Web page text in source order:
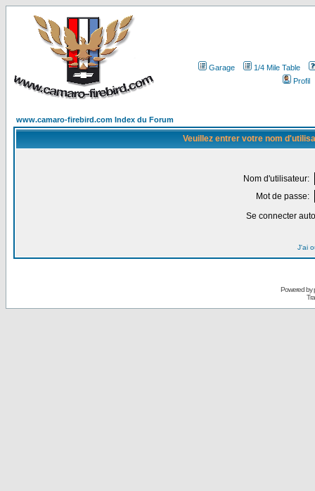
Garage
1/4 Mile Table
Profil
www.camaro-firebird.com Index du Forum
Veuillez entrer votre nom
Nom d'utilisateur:
Mot de passe:
Se connecter
J'ai
Powered by